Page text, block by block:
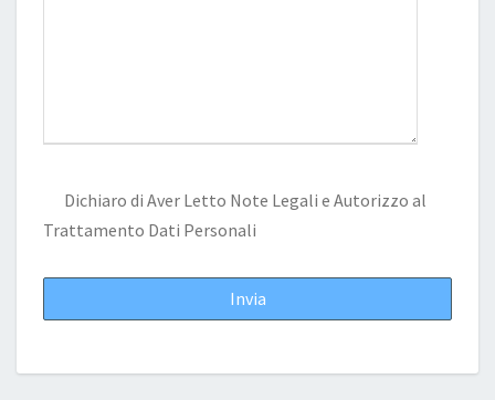
Dichiaro di Aver Letto Note Legali e Autorizzo al
Trattamento Dati Personali